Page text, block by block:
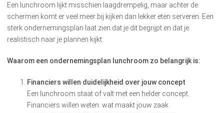
Een lunchroom lijkt misschien laagdrempelig, maar achter de
schermen komt er veel meer bij kijken dan lekker eten serveren. Een
sterk ondernemingsplan laat zien dat je dit begrijpt en dat je
realistisch naar je plannen kijkt.
Waarom een ondernemingsplan lunchroom zo belangrijk is:
Financiers willen duidelijkheid over jouw concept
Een lunchroom staat of valt met een helder concept.
Financiers willen weten: wat maakt jouw zaak